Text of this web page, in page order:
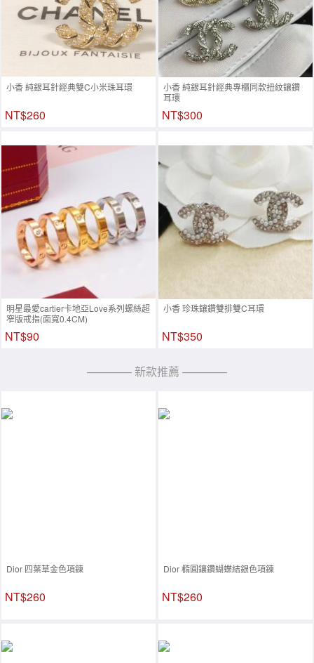
小香 純銀耳針經典雙C小米珠耳環
NT$260
小香 純銀耳針經典專櫃同款扭紋鑲鑽
耳環
NT$300
明星最愛cartier卡地亞Love系列螺絲超
窄版戒指(面寬0.4CM)
NT$90
小香 珍珠鑲鑽雙排雙C耳環
NT$350
———— 新款推薦 ————
Dior 四葉草金色項鍊
NT$260
Dior 橢圓鑲鑽蝴蝶結銀色項鍊
NT$260